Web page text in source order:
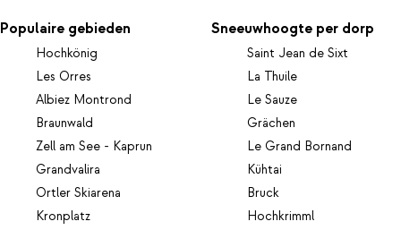
Populaire gebieden
Hochkönig
Les Orres
Albiez Montrond
Braunwald
Zell am See - Kaprun
Grandvalira
Ortler Skiarena
Kronplatz
Sneeuwhoogte per dorp
Saint Jean de Sixt
La Thuile
Le Sauze
Grächen
Le Grand Bornand
Kühtai
Bruck
Hochkrimml